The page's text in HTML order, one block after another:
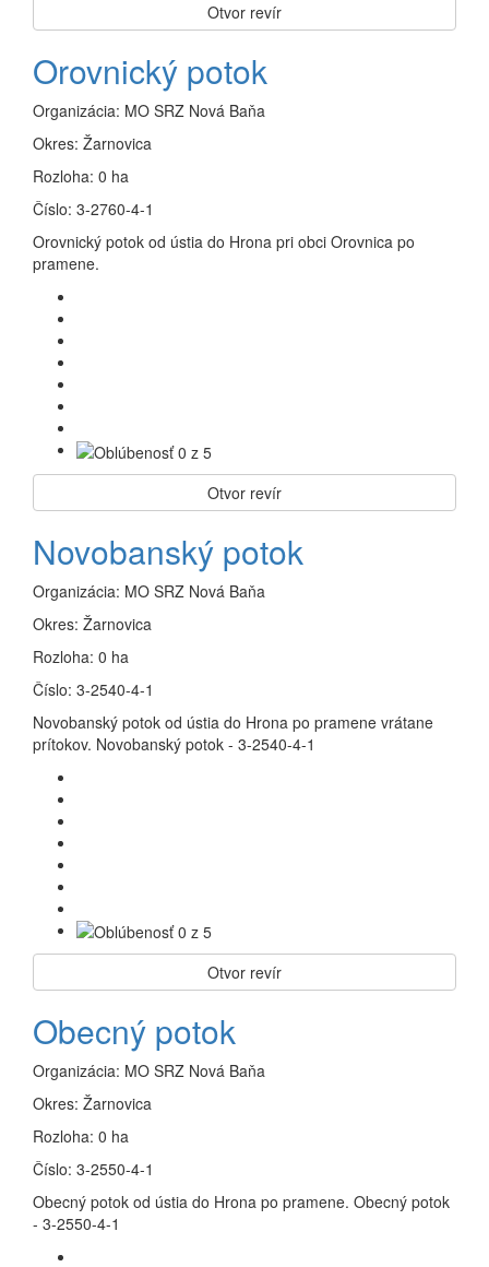
Otvor revír
Orovnický potok
Organizácia: MO SRZ Nová Baňa
Okres: Žarnovica
Rozloha: 0 ha
Číslo: 3-2760-4-1
Orovnický potok od ústia do Hrona pri obci Orovnica po
pramene.
Otvor revír
Novobanský potok
Organizácia: MO SRZ Nová Baňa
Okres: Žarnovica
Rozloha: 0 ha
Číslo: 3-2540-4-1
Novobanský potok od ústia do Hrona po pramene vrátane
prítokov. Novobanský potok - 3-2540-4-1
Otvor revír
Obecný potok
Organizácia: MO SRZ Nová Baňa
Okres: Žarnovica
Rozloha: 0 ha
Číslo: 3-2550-4-1
Obecný potok od ústia do Hrona po pramene. Obecný potok
- 3-2550-4-1